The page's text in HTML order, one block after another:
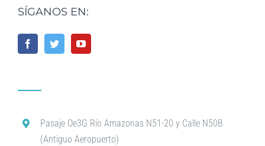
SÍGANOS EN:
Pasaje Oe3G Río Amazonas N51-20 y Calle N50B
(Antiguo Aeropuerto)